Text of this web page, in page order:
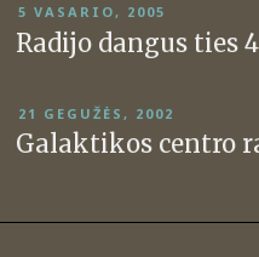
PASKELBTA
5 VASARIO, 2005
Radijo dangus ties
PASKELBTA
21 GEGUŽĖS, 2002
Galaktikos centro